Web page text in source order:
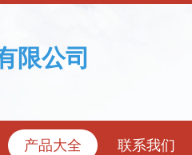
限公司
产品大全 联系我们